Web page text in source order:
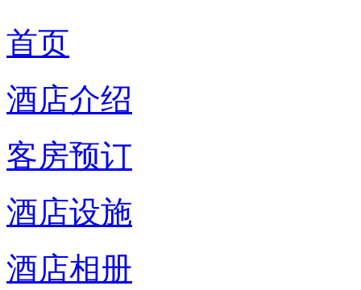
首页
酒店介绍
客房预订
酒店设施
酒店相册